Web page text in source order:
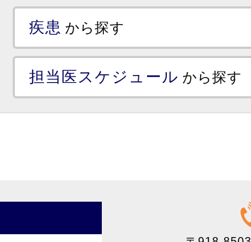
疾患 から探す
担当医スケジュール から探す